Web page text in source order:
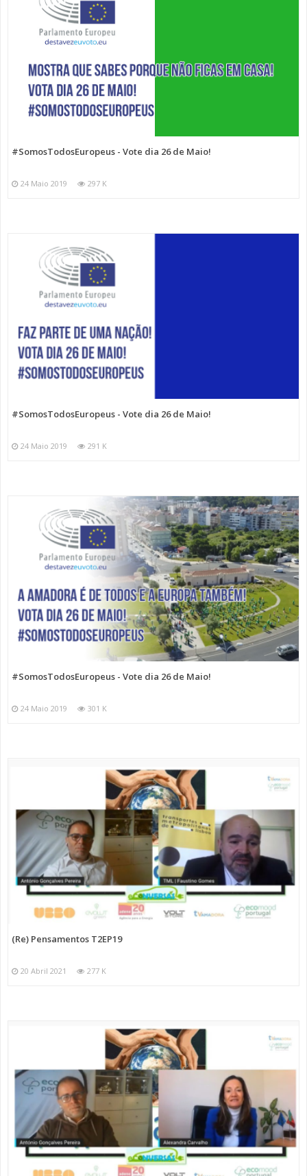
#SomosTodosEuropeus - Vote dia 26 de Maio!
24 Maio 2019 297 K
#SomosTodosEuropeus - Vote dia 26 de Maio!
24 Maio 2019 291 K
#SomosTodosEuropeus - Vote dia 26 de Maio!
24 Maio 2019 301 K
(Re) Pensamentos T2EP19
20 Abril 2021 277 K